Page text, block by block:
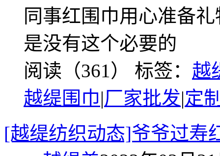
同事红围巾用心准备
是没有这个必要的
阅读（361） 标签： 越
越缇围巾|厂家批发|定
[越缇纺织动态]爷爷过寿